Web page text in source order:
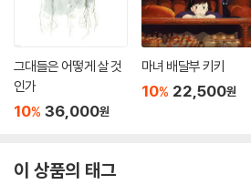
그대들은 어떻게 살 것
인가
10% 36,000원
마녀 배달부 키키
10% 22,500원
이 상품의 태그